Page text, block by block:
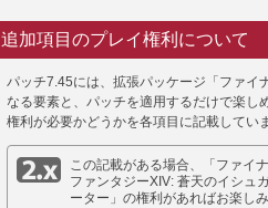
追加項目のプレイ権利について
パッチ7.45には、拡張パッケージ「ファイ
なる要素と、パッチを適用するだけで楽し
権利が必要かどうかを各項目に記載してい
この記載がある場合、「ファイ
ファンタジーXIV: 蒼天のイシュ
ーター」の権利があればお楽し